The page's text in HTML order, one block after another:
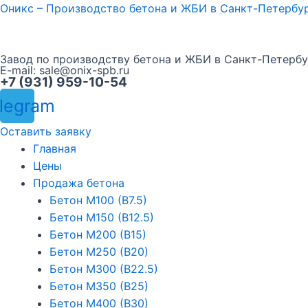
Перейти
Оникс – Производство бетона и ЖБИ в Санкт-
Завод по производству бетона и ЖБИ в Санкт-
E-mail: sale@onix-spb.ru
+7 (931) 959-10-54
Оставить заявку
Меню
Главная
Цены
Продажа бетона
Бетон М100 (В7.5)
Бетон М150 (В12.5)
Бетон М200 (В15)
Бетон М250 (В20)
Бетон М300 (В22.5)
Бетон М350 (В25)
Бетон М400 (В30)